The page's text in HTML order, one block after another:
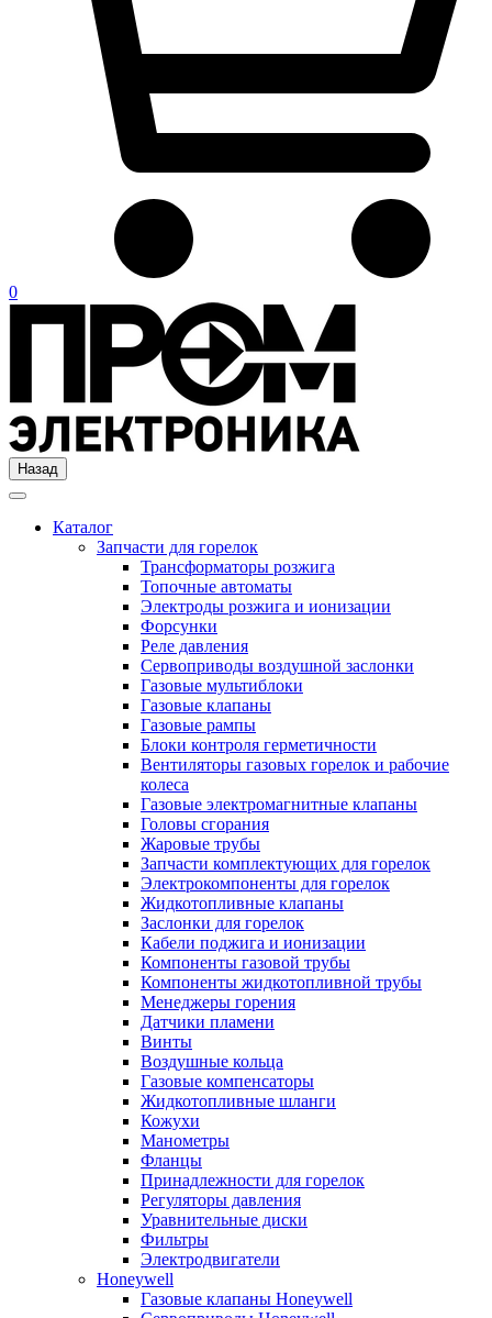
0
Назад
Каталог
Запчасти для горелок
Трансформаторы розжига
Топочные автоматы
Электроды розжига и ионизации
Форсунки
Реле давления
Сервоприводы воздушной заслонки
Газовые мультиблоки
Газовые клапаны
Газовые рампы
Блоки контроля герметичности
Вентиляторы газовых горелок и рабочие
колеса
Газовые электромагнитные клапаны
Головы сгорания
Жаровые трубы
Запчасти комплектующих для горелок
Электрокомпоненты для горелок
Жидкотопливные клапаны
Заслонки для горелок
Кабели поджига и ионизации
Компоненты газовой трубы
Компоненты жидкотопливной трубы
Менеджеры горения
Датчики пламени
Винты
Воздушные кольца
Газовые компенсаторы
Жидкотопливные шланги
Кожухи
Манометры
Фланцы
Принадлежности для горелок
Регуляторы давления
Уравнительные диски
Фильтры
Электродвигатели
Honeywell
Газовые клапаны Honeywell